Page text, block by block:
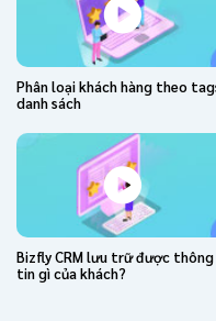
Phân loại khách hàng theo
danh sách
Bizfly CRM lưu trữ được thông
tin gì của khách?